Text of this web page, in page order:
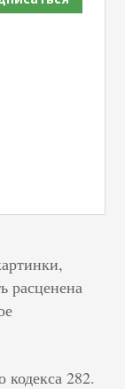
расценена
кодекса 282.